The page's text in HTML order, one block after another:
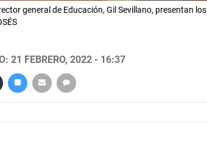
general de Educación, Gil Sevillano, presentan los
21 FEBRERO, 2022 - 16:37